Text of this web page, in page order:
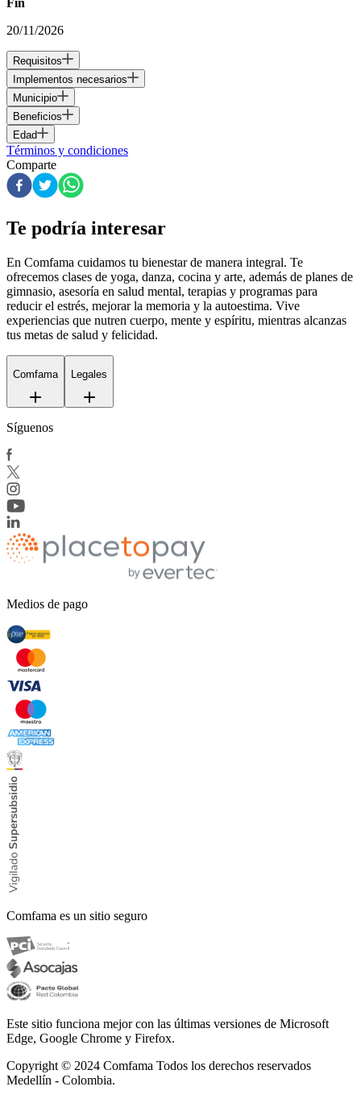
Fin
20/11/2026
Requisitos
Implementos necesarios
Municipio
Beneficios
Edad
Términos y condiciones
Comparte
Te podría interesar
En Comfama cuidamos tu bienestar de manera integral. Te
ofrecemos clases de yoga, danza, cocina y arte, además de planes de
gimnasio, asesoría en salud mental, terapias y programas para
reducir el estrés, mejorar la memoria y la autoestima. Vive
experiencias que nutren cuerpo, mente y espíritu, mientras alcanzas
tus metas de salud y felicidad.
Comfama Legales
Síguenos
Medios de pago
Comfama es un sitio seguro
Este sitio funciona mejor con las últimas versiones de Microsoft
Edge, Google Chrome y Firefox.
Copyright © 2024 Comfama Todos los derechos reservados
Medellín - Colombia.